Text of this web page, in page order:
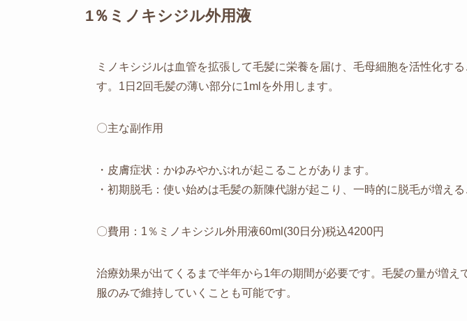
1％ミノキシジル外用液
ミノキシジルは血管を拡張して毛髪に栄養を届け、毛母細胞を活性化す
す。1日2回毛髪の薄い部分に1mlを外用します。
〇主な副作用
・皮膚症状：かゆみやかぶれが起こることがあります。
・初期脱毛：使い始めは毛髪の新陳代謝が起こり、一時的に脱毛が増える
〇費用：1％ミノキシジル外用液60ml(30日分)税込4200円
治療効果が出てくるまで半年から1年の期間が必要です。毛髪の量が増え
服のみで維持していくことも可能です。